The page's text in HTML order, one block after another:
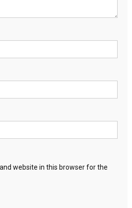
website in this browser for the